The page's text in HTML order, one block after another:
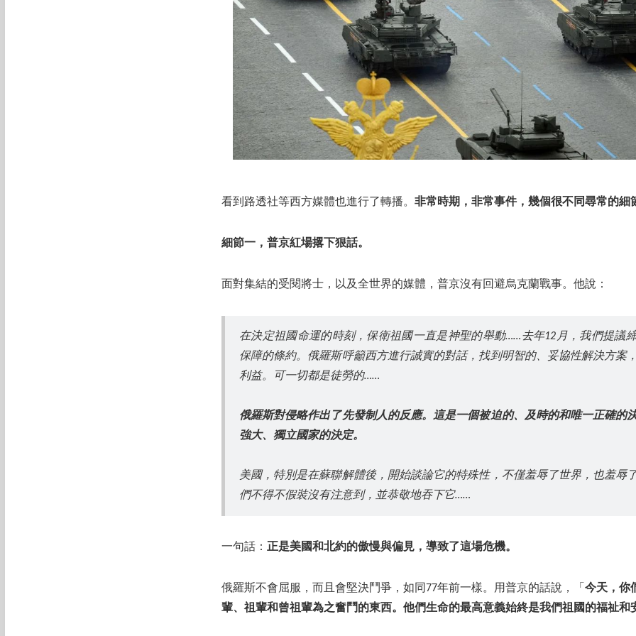
看到路透社等西方媒體也進行了轉播。 非常時期，非常事件，幾個很不同尋常的細
細節一，普京紅場撂下狠話。
面對集結的受閱將士，以及全世界的媒體，普京沒有回避烏克蘭戰事。他說：
在決定祖國命運的時刻，保衛祖國一直是神聖的舉動……去年12月，我們提議
保障的條約。俄羅斯呼籲西方進行誠實的對話，找到明智的、妥協性解決方案
利益。可一切都是徒勞的……
俄羅斯對侵略作出了先發制人的反應。這是一個被迫的、及時的和唯一正確的
強大、獨立國家的決定。
美國，特別是在蘇聯解體後，開始談論它的特殊性，不僅羞辱了世界，也羞辱
們不得不假裝沒有注意到，並恭敬地吞下它……
一句話： 正是美國和北約的傲慢與偏見，導致了這場危機。
俄羅斯不會屈服，而且會堅決鬥爭，如同77年前一樣。用普京的話說，「 今天，你
輩、祖輩和曾祖輩為之奮鬥的東西。他們生命的最高意義始終是我們祖國的福祉和